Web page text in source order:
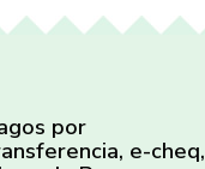
por
e-cheq,